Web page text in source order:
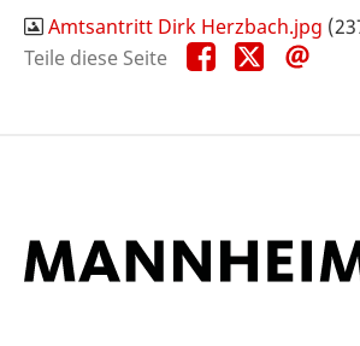
Amtsantritt Dirk Herzbach.jpg
Teile diese Seite
Teile
diese
Teile
diese